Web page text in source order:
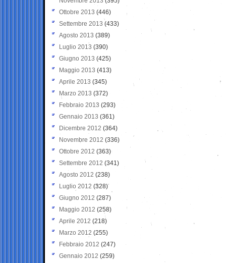
Ottobre 2013 (446)
Settembre 2013 (433)
Agosto 2013 (389)
Luglio 2013 (390)
Giugno 2013 (425)
Maggio 2013 (413)
Aprile 2013 (345)
Marzo 2013 (372)
Febbraio 2013 (293)
Gennaio 2013 (361)
Dicembre 2012 (364)
Novembre 2012 (336)
Ottobre 2012 (363)
Settembre 2012 (341)
Agosto 2012 (238)
Luglio 2012 (328)
Giugno 2012 (287)
Maggio 2012 (258)
Aprile 2012 (218)
Marzo 2012 (255)
Febbraio 2012 (247)
Gennaio 2012 (259)